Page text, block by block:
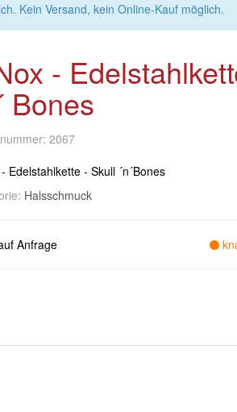
Kein Versand, kein Online-Kauf möglich.
-
Bones
2067
Edelstahlkette - Skull ´n´Bones
Halsschmuck
Anfrage